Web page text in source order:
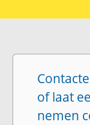
of laat
nemen